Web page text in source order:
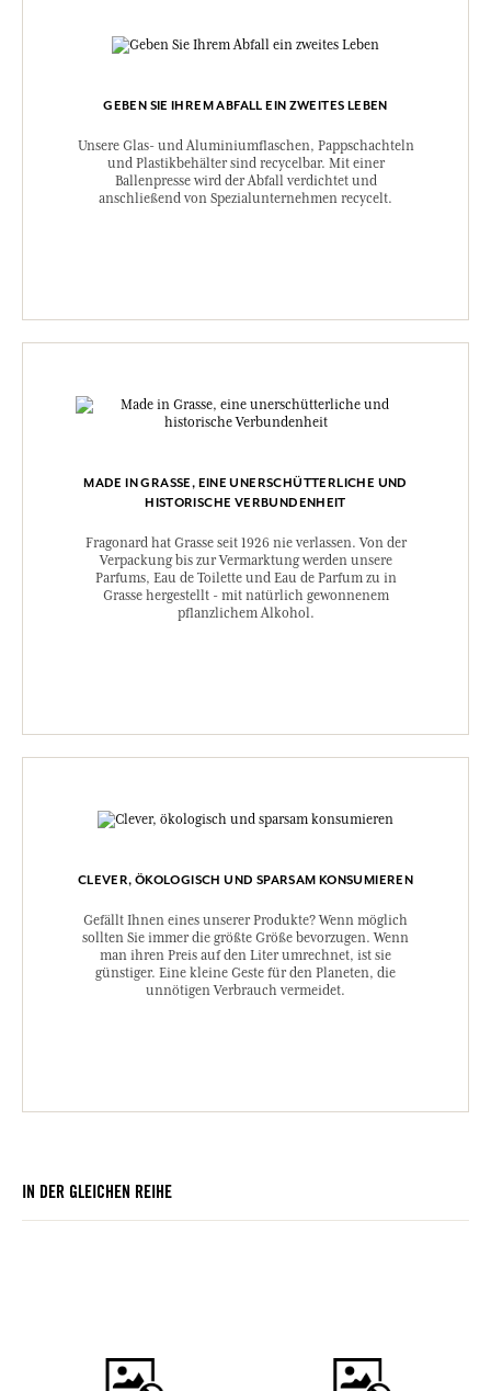
GEBEN SIE IHREM ABFALL EIN ZWEITES LEBEN
Unsere Glas- und Aluminiumflaschen, Pappschachteln
und Plastikbehälter sind recycelbar. Mit einer
Ballenpresse wird der Abfall verdichtet und
anschließend von Spezialunternehmen recycelt.
MADE IN GRASSE, EINE UNERSCHÜTTERLICHE UND
HISTORISCHE VERBUNDENHEIT
Fragonard hat Grasse seit 1926 nie verlassen. Von der
Verpackung bis zur Vermarktung werden unsere
Parfums, Eau de Toilette und Eau de Parfum zu in
Grasse hergestellt - mit natürlich gewonnenem
pflanzlichem Alkohol.
CLEVER, ÖKOLOGISCH UND SPARSAM KONSUMIEREN
Gefällt Ihnen eines unserer Produkte? Wenn möglich
sollten Sie immer die größte Größe bevorzugen. Wenn
man ihren Preis auf den Liter umrechnet, ist sie
günstiger. Eine kleine Geste für den Planeten, die
unnötigen Verbrauch vermeidet.
IN DER GLEICHEN REIHE